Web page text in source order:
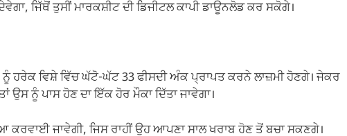
ਜਿੱਥੋਂ ਤੁਸੀਂ ਮਾਰਕਸ਼ੀਟ ਦੀ ਡਿਜੀਟਲ ਕਾਪੀ ਡਾਊਨਲੋਡ ਕਰ ਸਕੋਗੇ।
ਵਿਸ਼ੇ ਵਿੱਚ ਘੱਟੋ-ਘੱਟ 33 ਫੀਸਦੀ ਅੰਕ ਪ੍ਰਾਪਤ ਕਰਨੇ ਲਾਜ਼ਮੀ ਹੋਣਗੇ। ਜੇਕਰ
ਉਸ ਨੂੰ ਪਾਸ ਹੋਣ ਦਾ ਇੱਕ ਹੋਰ ਮੌਕਾ ਦਿੱਤਾ ਜਾਵੇਗਾ।
ਜਾਵੇਗੀ, ਜਿਸ ਰਾਹੀਂ ਉਹ ਆਪਣਾ ਸਾਲ ਖਰਾਬ ਹੋਣ ਤੋਂ ਬਚਾ ਸਕਣਗੇ।